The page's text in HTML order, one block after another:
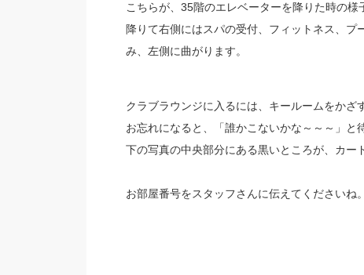
こちらが、35階のエレベーターを降りた時の様
降りて右側にはスパの受付、フィットネス、
み、左側に曲がります。
クラブラウンジに入るには、キールームをかざ
お忘れになると、「誰かこないかな～～～」と
下の写真の中央部分にある黒いところが、カー
お部屋番号をスタッフさんに伝えてくださいね。